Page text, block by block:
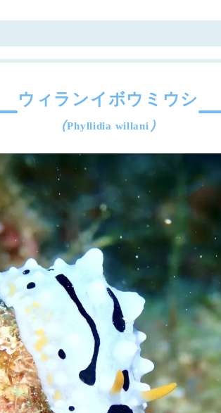
ウィランイボウミウシ
（Phyllidia willani ）